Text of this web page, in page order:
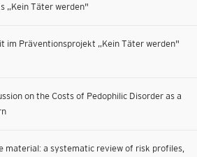
„Kein Täter werden"
im Präventionsprojekt „Kein Täter werden"
on the Costs of Pedophilic Disorder as a
material: a systematic review of risk profiles,